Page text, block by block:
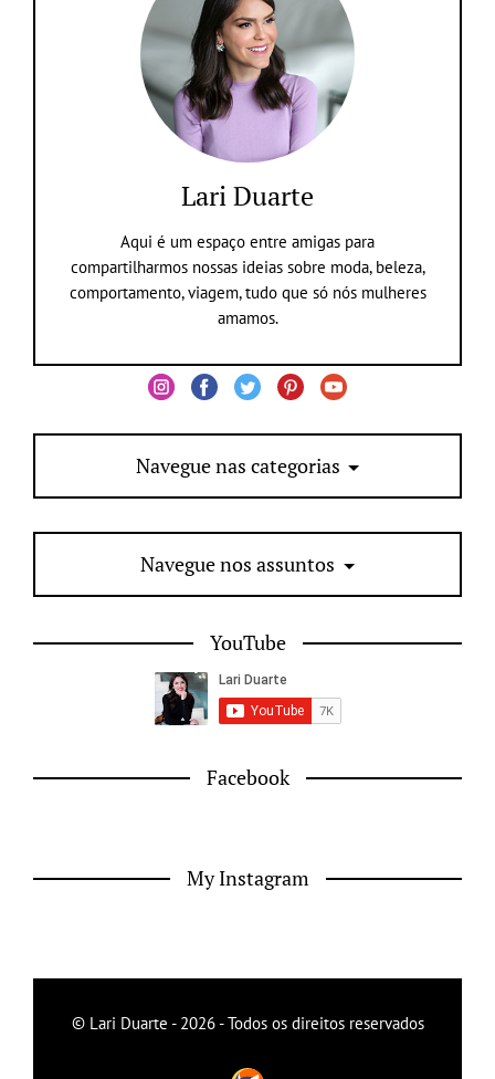
Lari Duarte
Aqui é um espaço entre amigas para
compartilharmos nossas ideias sobre moda, beleza,
comportamento, viagem, tudo que só nós mulheres
amamos.
Navegue nas categorias
Navegue nos assuntos
YouTube
Facebook
My Instagram
© Lari Duarte - 2026 - Todos os direitos reservados